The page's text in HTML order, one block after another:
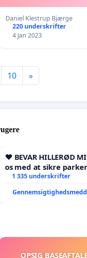
Daniel Klestrup Bjærge
220 underskrifter
4 Jan 2023
10 »
❤️ BEVAR HILLERØD
os med at sikre
1 335 underskrifter
OPSIG